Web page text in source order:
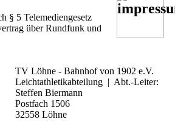
§ 5 Telemediengesetz
über Rundfunk und
TV Löhne - Bahnhof von 1902 e.V.
Leichtathletikabteilung | Abt.-Leiter:
Steffen Biermann
Postfach 1506
32558 Löhne